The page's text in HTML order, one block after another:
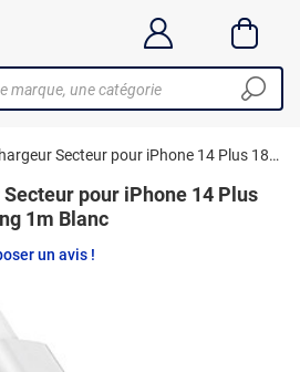
Mayaxess Chargeur Secteur pour iPhone 14 Plus 18W + Câble Lightning 1m Blanc
pour iPhone 14 Plus
1m Blanc
un avis !